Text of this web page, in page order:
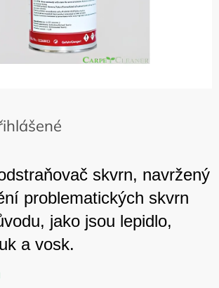
skvrn, navržený
problematických skvrn
jako jsou lepidlo,
a vosk.